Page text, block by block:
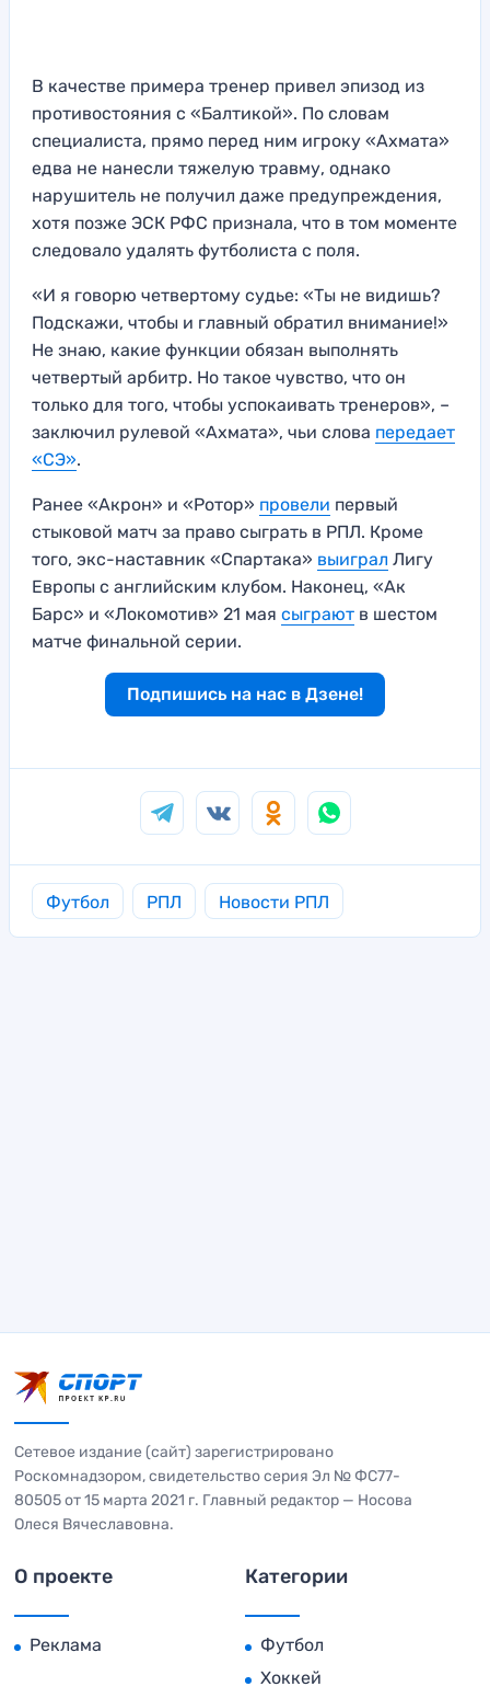
В качестве примера тренер привел эпизод из
противостояния с «Балтикой». По словам
специалиста, прямо перед ним игроку «Ахмата»
едва не нанесли тяжелую травму, однако
нарушитель не получил даже предупреждения,
хотя позже ЭСК РФС признала, что в том моменте
следовало удалять футболиста с поля.
«И я говорю четвертому судье: «Ты не видишь?
Подскажи, чтобы и главный обратил внимание!»
Не знаю, какие функции обязан выполнять
четвертый арбитр. Но такое чувство, что он
только для того, чтобы успокаивать тренеров», –
заключил рулевой «Ахмата», чьи слова передает
«СЭ».
Ранее «Акрон» и «Ротор» провели первый
стыковой матч за право сыграть в РПЛ. Кроме
того, экс-наставник «Спартака» выиграл Лигу
Европы с английским клубом. Наконец, «Ак
Барс» и «Локомотив» 21 мая сыграют в шестом
матче финальной серии.
Подпишись на нас в Дзене!
Футбол РПЛ Новости РПЛ
Сетевое издание (сайт) зарегистрировано
Роскомнадзором, свидетельство серия Эл № ФС77-
80505 от 15 марта 2021 г. Главный редактор — Носова
Олеся Вячеславовна.
О проекте
Реклама
Категории
Футбол
Хоккей